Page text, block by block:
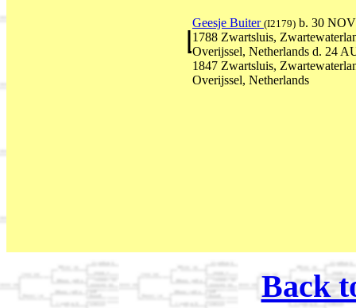
Geesje Buiter (I2179) b. 30 NOV
1788 Zwartsluis,
Overijssel, Netherlands d. 24
1847 Zwartsluis,
Overijssel, Netherlands
Back